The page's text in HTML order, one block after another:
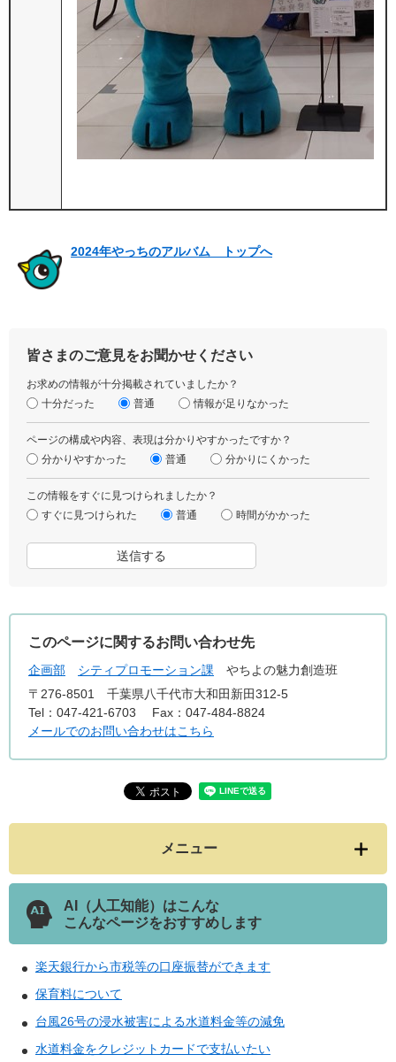
2024年やっちのアルバム トップへ
皆さまのご意見をお聞かせください
お求めの情報が十分掲載されていましたか？
十分だった
普通 情報が足りなかった
ページの構成や内容、表現は分かりやすかったですか？
分かりやすかった
普通 分かりにくかった
この情報をすぐに見つけられましたか？
すぐに見つけられた
普通 時間がかかった
このページに関するお問い合わせ先
企画部 シティプロモーション課
やちよの魅力創造班
〒276-8501
千葉県八千代市大和田新田312-5
Tel：047-421-6703
Fax：047-484-8824
メールでのお問い合わせはこちら
メニュー
AI（人工知能）はこんな
こんなページをおすすめします
楽天銀行から市税等の口座振替ができます
保育料について
台風26号の浸水被害による水道料金等の減免
水道料金をクレジットカードで支払いたい